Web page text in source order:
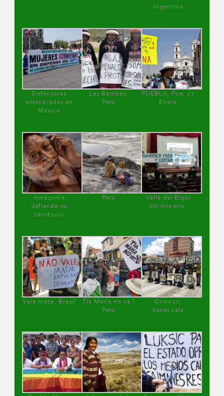
Argentina
Defensoras
amenazadas en
México
Las Bambas,
Perú
PUEBLA, Pue, 27
Enero
Amazonía
defiende su
territorio
Perú
Valle del Elqui
sin minería.
Vale mata, Brasil
Tía María no va !
Perú
Orinoco,
Venezuela